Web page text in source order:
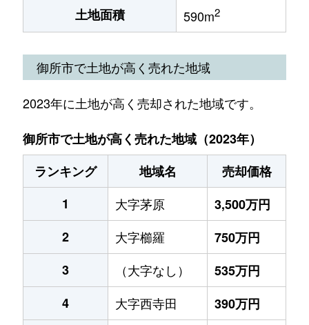
土地面積
590m2
御所市で土地が高く売れた地域
2023年に土地が高く売却された地域です。
御所市で土地が高く売れた地域（2023年）
ランキング
地域名
売却価格
1
大字茅原
3,500万円
2
大字櫛羅
750万円
3
（大字なし）
535万円
4
大字西寺田
390万円